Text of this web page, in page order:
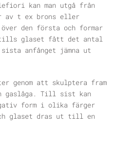
kan man utgå från
av t ex brons eller
den första och formar
tills glaset fått det antal
anfånget jämna ut
genom att skulptera fram
gaslåga. Till sist kan
form i olika färger
glaset dras ut till en